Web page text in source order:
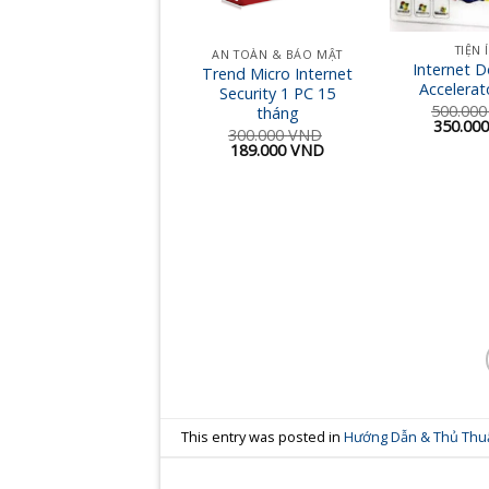
AN TOÀN & BẢO MẬT
Trend Micro Internet
Security 1 PC 15
tháng
300.000VND
Giá
189.000VNDGiá
TIỆN
Internet
Giá
This entry was posted inHướng Dẫn & Thủ